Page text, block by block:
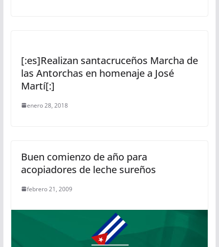
[:es]Realizan santacruceños Marcha de
las Antorchas en homenaje a José
Martí[:]
enero 28, 2018
Buen comienzo de año para
acopiadores de leche sureños
febrero 21, 2009